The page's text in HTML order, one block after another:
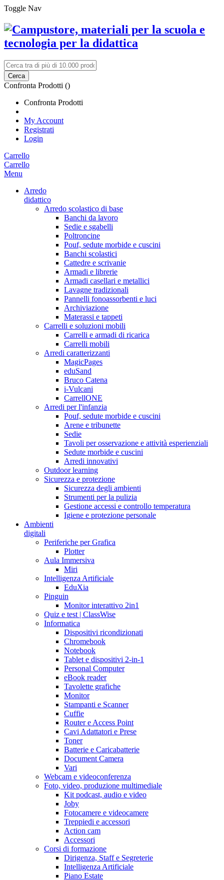
Toggle Nav
Cerca
Confronta Prodotti ()
Confronta Prodotti
My Account
Registrati
Login
Carrello
Carrello
Menu
Arredo
didattico
Arredo scolastico di base
Banchi da lavoro
Sedie e sgabelli
Poltroncine
Pouf, sedute morbide e cuscini
Banchi scolastici
Cattedre e scrivanie
Armadi e librerie
Armadi casellari e metallici
Lavagne tradizionali
Pannelli fonoassorbenti e luci
Archiviazione
Materassi e tappeti
Carrelli e soluzioni mobili
Carrelli e armadi di ricarica
Carrelli mobili
Arredi caratterizzanti
MagicPages
eduSand
Bruco Catena
i-Vulcani
CarrellONE
Arredi per l'infanzia
Pouf, sedute morbide e cuscini
Arene e tribunette
Sedie
Tavoli per osservazione e attività esperienziali
Sedute morbide e cuscini
Arredi innovativi
Outdoor learning
Sicurezza e protezione
Sicurezza degli ambienti
Strumenti per la pulizia
Gestione accessi e controllo temperatura
Igiene e protezione personale
Ambienti
digitali
Periferiche per Grafica
Plotter
Aula Immersiva
Miri
Intelligenza Artificiale
EduXia
Pinguin
Monitor interattivo 2in1
Quiz e test | ClassWise
Informatica
Dispositivi ricondizionati
Chromebook
Notebook
Tablet e dispositivi 2-in-1
Personal Computer
eBook reader
Tavolette grafiche
Monitor
Stampanti e Scanner
Cuffie
Router e Access Point
Cavi Adattatori e Prese
Toner
Batterie e Caricabatterie
Document Camera
Vari
Webcam e videoconferenza
Foto, video, produzione multimediale
Kit podcast, audio e video
Joby
Fotocamere e videocamere
Treppiedi e accessori
Action cam
Accessori
Corsi di formazione
Dirigenza, Staff e Segreterie
Intelligenza Artificiale
Piano Estate